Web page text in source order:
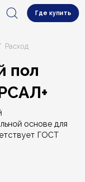
Где купить
Расход
пол
основе для
ГОСТ